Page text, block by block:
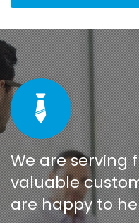
We are serving
valuable
are happy to